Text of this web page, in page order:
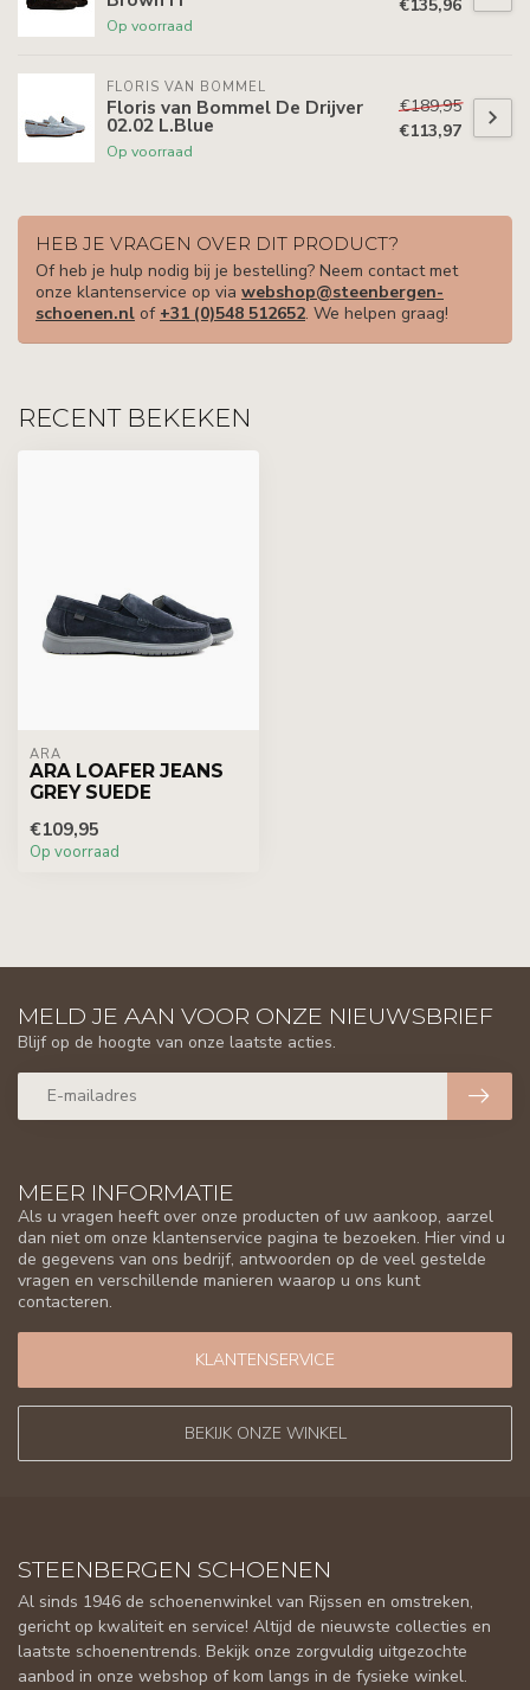
Op voorraad
€135,96
FLORIS VAN BOMMEL
Floris van Bommel De Drijver
02.02 L.Blue
Op voorraad
€189,95
€113,97
HEB JE VRAGEN OVER DIT PRODUCT?
Of heb je hulp nodig bij je bestelling? Neem contact met
onze klantenservice op via webshop@steenbergen-
schoenen.nl of +31 (0)548 512652. We helpen graag!
RECENT BEKEKEN
ARA
ARA LOAFER JEANS
GREY SUEDE
€109,95
Op voorraad
MEER INFORMATIE
Als u vragen heeft over onze producten of uw aankoop, aarzel
dan niet om onze klantenservice pagina te bezoeken. Hier vind u
de gegevens van ons bedrijf, antwoorden op de veel gestelde
vragen en verschillende manieren waarop u ons kunt
contacteren.
KLANTENSERVICE
BEKIJK ONZE WINKEL
MELD JE AAN VOOR ONZE NIEUWSBRIEF
Blijf op de hoogte van onze laatste acties.
STEENBERGEN SCHOENEN
Al sinds 1946 de schoenenwinkel van Rijssen en omstreken,
gericht op kwaliteit en service! Altijd de nieuwste collecties en
laatste schoenentrends. Bekijk onze zorgvuldig uitgezochte
aanbod in onze webshop of kom langs in de fysieke winkel.